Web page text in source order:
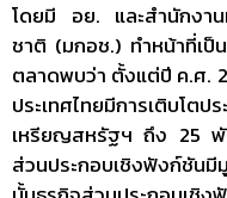
โดยมี อย. และสำนักงาน
ชาติ (มกอช.) ทำหน้าที่เป็
ตลาดพบว่า ตั้งแต่ปี ค.ศ.
ประเทศไทยมีการเติบโ
เหรียญสหรัฐฯ ถึง 25 พั
ส่วนประกอบเชิงฟังก์ชันมี